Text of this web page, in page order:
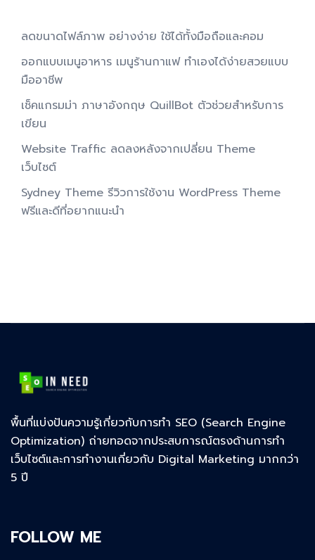
ลดขนาดไฟล์ภาพ อย่างง่าย ใช้ได้ทั้งมือถือและคอม
ออกแบบเมนูอาหาร เมนูร้านกาแฟ ทำเองได้ง่ายสวยแบบ
มืออาชีพ
เช็คแกรมม่า ภาษาอังกฤษ QuillBot ตัวช่วยสำหรับการ
เขียน
Website Traffic ลดลงหลังจากเปลี่ยน Theme
เว็บไซต์
Sydney Theme รีวิวการใช้งาน WordPress Theme
ฟรีและดีที่อยากแนะนำ
พื้นที่แบ่งปันความรู้เกี่ยวกับการทำ SEO (Search Engine
Optimization) ถ่ายทอดจากประสบการณ์ตรงด้านการทำ
เว็บไซต์และการทำงานเกี่ยวกับ Digital Marketing มากกว่า
5 ปี
FOLLOW ME